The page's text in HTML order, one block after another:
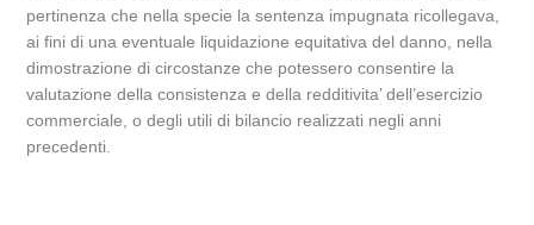
pertinenza che nella specie la sentenza impugnata ricollegava,
ai fini di una eventuale liquidazione equitativa del danno, nella
dimostrazione di circostanze che potessero consentire la
valutazione della consistenza e della redditivita’ dell’esercizio
commerciale, o degli utili di bilancio realizzati negli anni
precedenti.